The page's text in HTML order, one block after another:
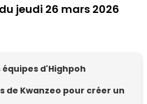
jeudi 26 mars 2026
équipes d'Highpoh
de Kwanzeo pour créer un